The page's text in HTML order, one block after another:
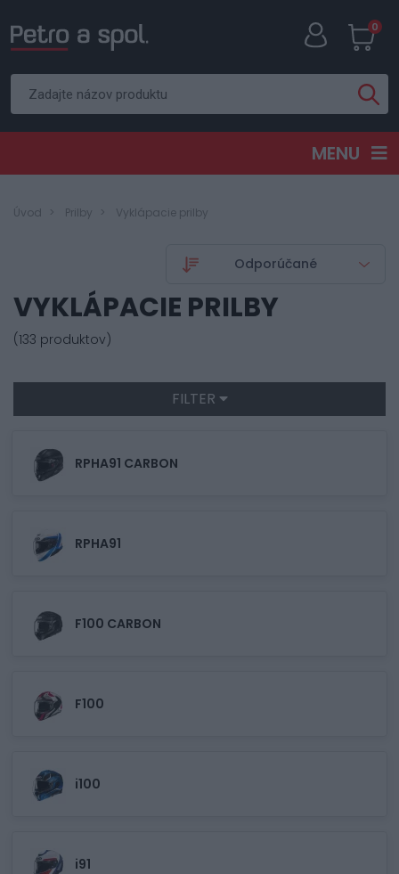
0
MENU
Úvod Prilby Vyklápacie prilby
VYKLÁPACIE PRILBY
(133 produktov)
FILTER
RPHA91 CARBON
RPHA91
F100 CARBON
F100
i100
i91